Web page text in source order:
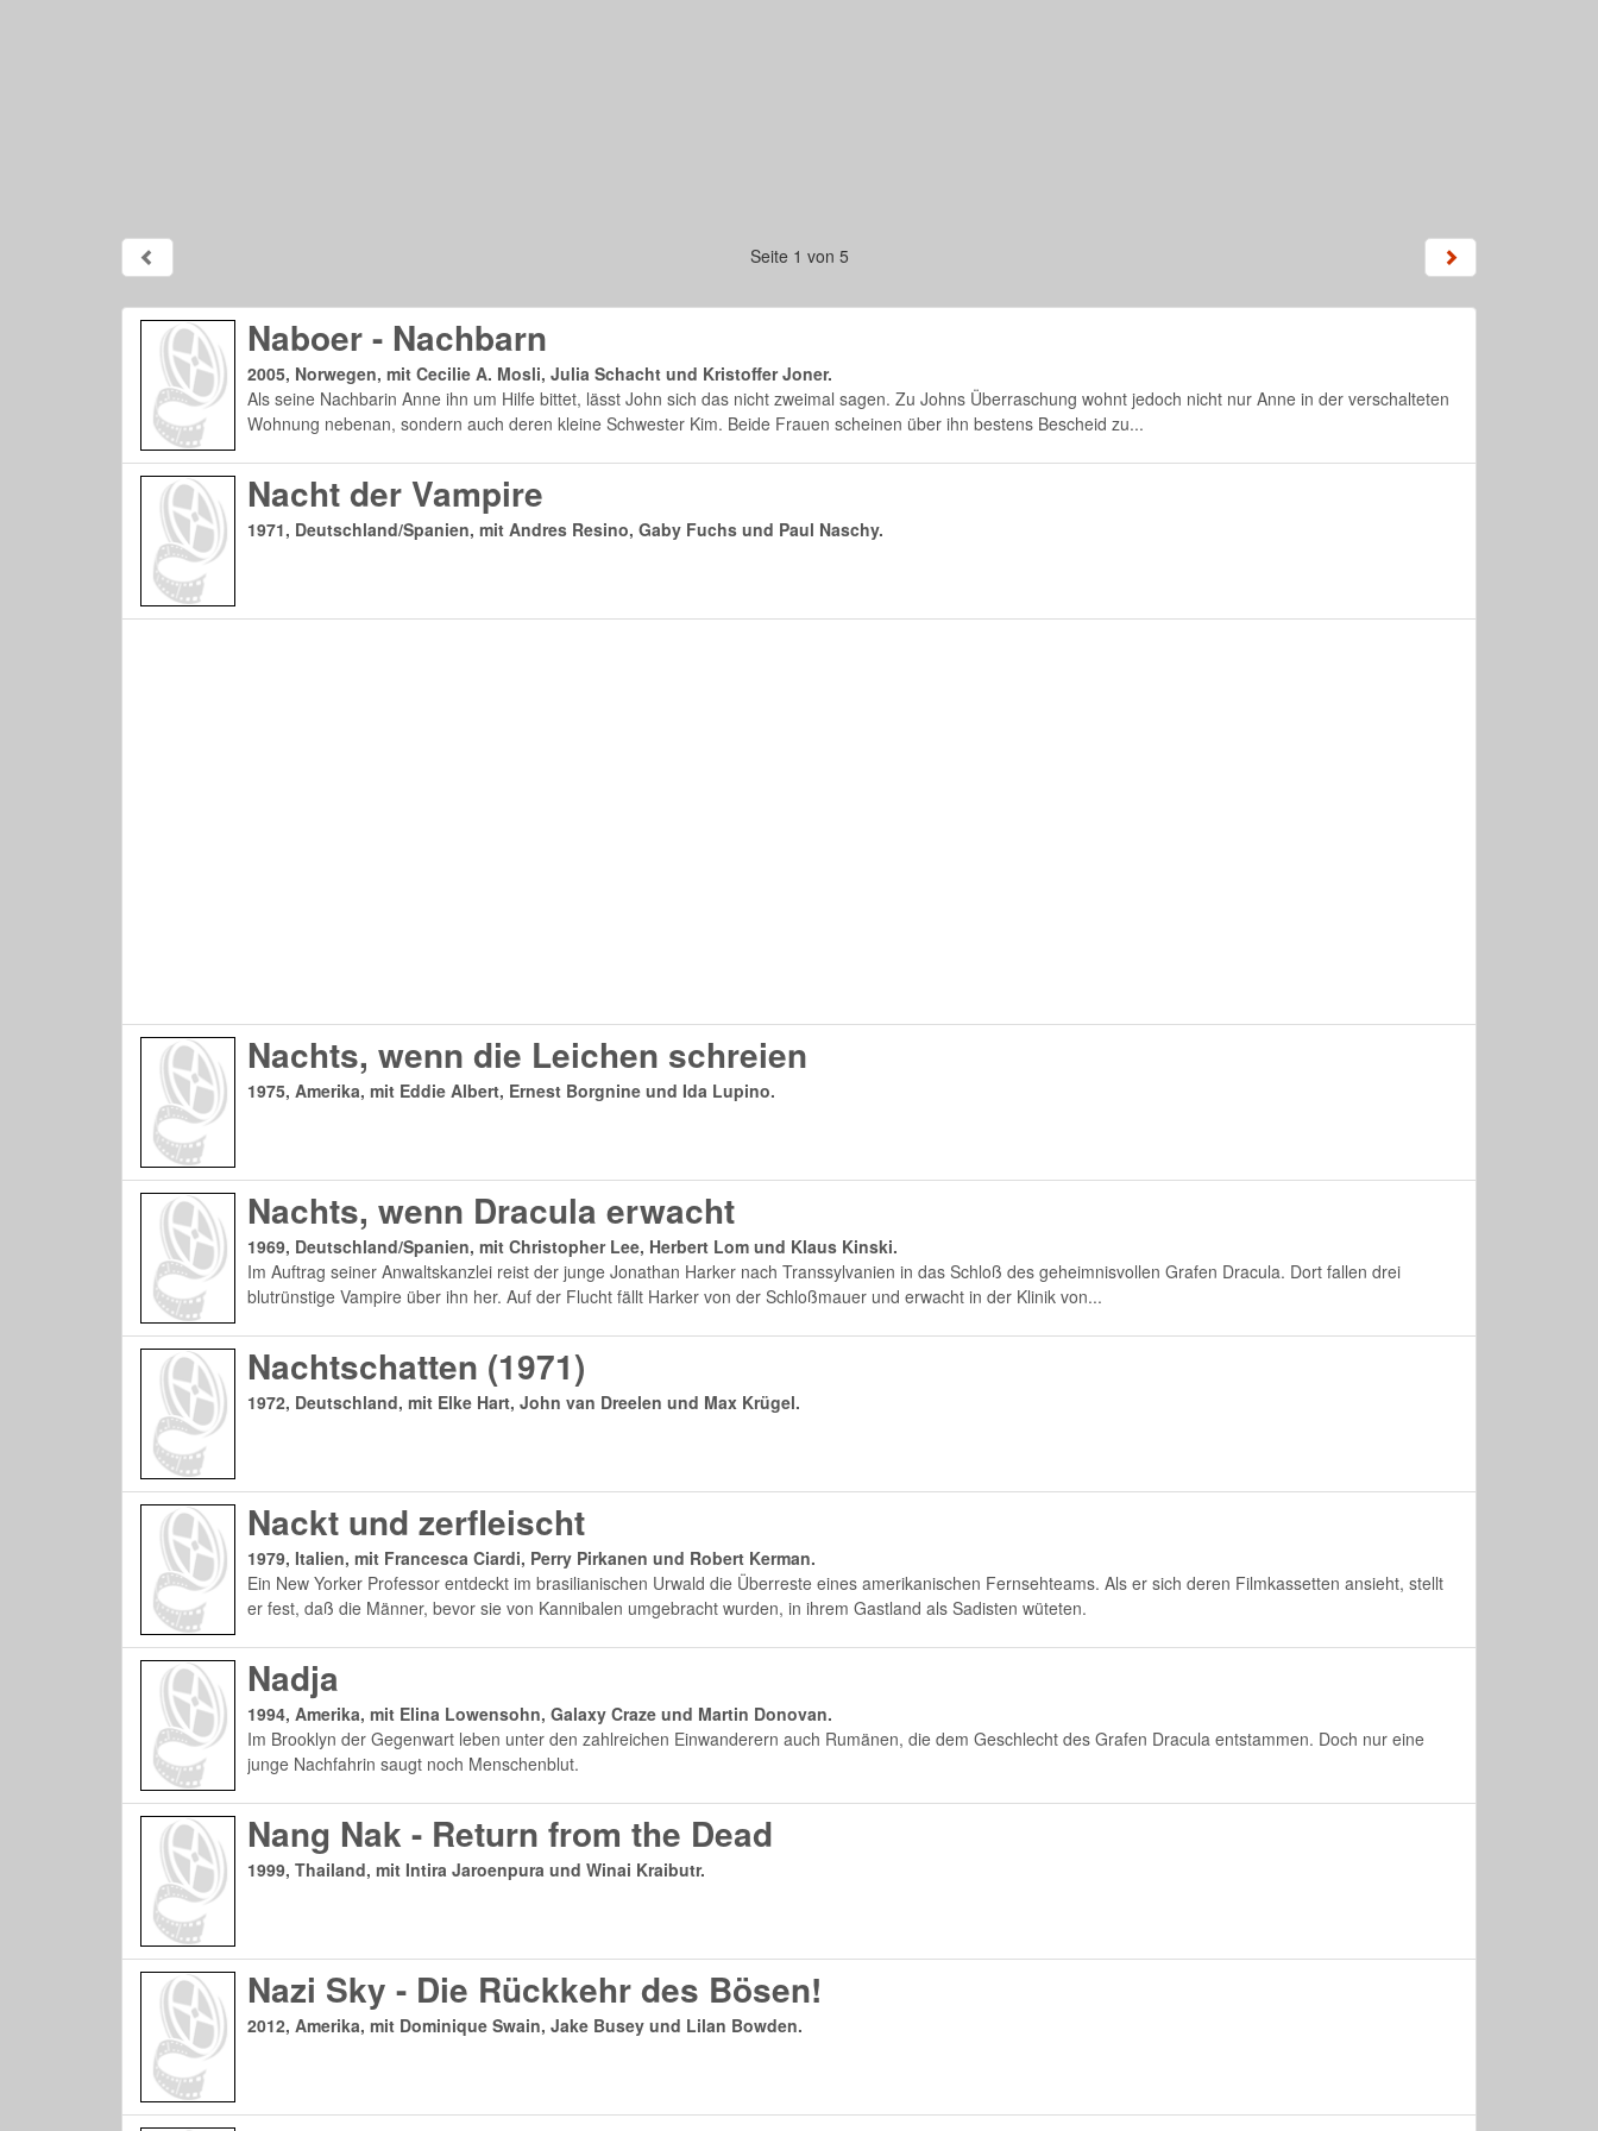
Seite 1 von 5
Naboer - Nachbarn
2005, Norwegen, mit Cecilie A. Mosli, Julia Schacht und Kristoffer Joner.
Als seine Nachbarin Anne ihn um Hilfe bittet, lässt John sich das nicht zweimal sagen. Zu Johns Überraschung wohnt jedoch nicht nur Anne in der verschalteten
Wohnung nebenan, sondern auch deren kleine Schwester Kim. Beide Frauen scheinen über ihn bestens Bescheid zu...
Nacht der Vampire
1971, Deutschland/Spanien, mit Andres Resino, Gaby Fuchs und Paul Naschy.
Nachts, wenn die Leichen schreien
1975, Amerika, mit Eddie Albert, Ernest Borgnine und Ida Lupino.
Nachts, wenn Dracula erwacht
1969, Deutschland/Spanien, mit Christopher Lee, Herbert Lom und Klaus Kinski.
Im Auftrag seiner Anwaltskanzlei reist der junge Jonathan Harker nach Transsylvanien in das Schloß des geheimnisvollen Grafen Dracula. Dort fallen drei
blutrünstige Vampire über ihn her. Auf der Flucht fällt Harker von der Schloßmauer und erwacht in der Klinik von...
Nachtschatten (1971)
1972, Deutschland, mit Elke Hart, John van Dreelen und Max Krügel.
Nackt und zerfleischt
1979, Italien, mit Francesca Ciardi, Perry Pirkanen und Robert Kerman.
Ein New Yorker Professor entdeckt im brasilianischen Urwald die Überreste eines amerikanischen Fernsehteams. Als er sich deren Filmkassetten ansieht, stellt
er fest, daß die Männer, bevor sie von Kannibalen umgebracht wurden, in ihrem Gastland als Sadisten wüteten.
Nadja
1994, Amerika, mit Elina Lowensohn, Galaxy Craze und Martin Donovan.
Im Brooklyn der Gegenwart leben unter den zahlreichen Einwanderern auch Rumänen, die dem Geschlecht des Grafen Dracula entstammen. Doch nur eine
junge Nachfahrin saugt noch Menschenblut.
Nang Nak - Return from the Dead
1999, Thailand, mit Intira Jaroenpura und Winai Kraibutr.
Nazi Sky - Die Rückkehr des Bösen!
2012, Amerika, mit Dominique Swain, Jake Busey und Lilan Bowden.